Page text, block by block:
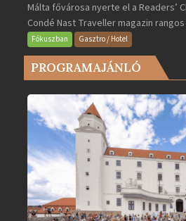
lett
Európa
legjobb
városa
2025-
bejegyzéshez
Málta fővárosa nyerte el a Readers’
Condé Nast Traveller magazin
Fókuszban Gasztro / Hotel
PROGRAMAJÁNLÓ